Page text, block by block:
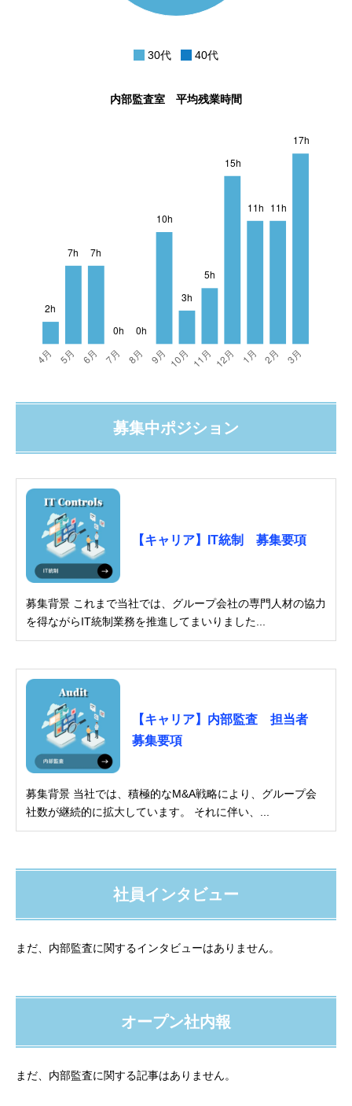
30代 40代
内部監査室 平均残業時間
募集中ポジション
【キャリア】IT統制 募集要項
募集背景 これまで当社では、グループ会社の専門人材の協力
を得ながらIT統制業務を推進してまいりました...
【キャリア】内部監査 担当者
募集要項
募集背景 当社では、積極的なM&A戦略により、グループ会
社数が継続的に拡大しています。 それに伴い、...
社員インタビュー
まだ、内部監査に関するインタビューはありません。
オープン社内報
まだ、内部監査に関する記事はありません。